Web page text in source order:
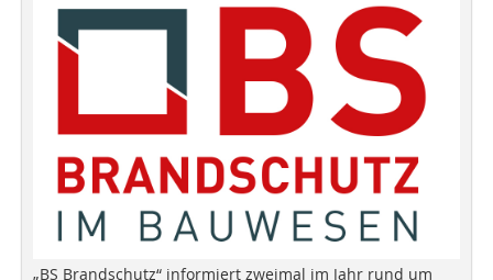
„BS Brandschutz“ informiert zweimal im Jahr rund um